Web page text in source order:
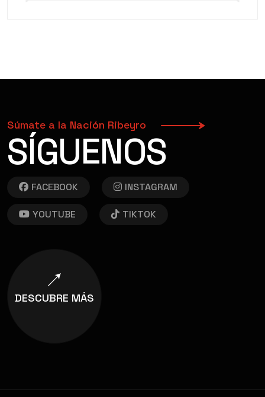
Súmate a la Nación Ribeyro
SÍGUENOS
FACEBOOK INSTAGRAM
YOUTUBE TIKTOK
DESCUBRE MÁS